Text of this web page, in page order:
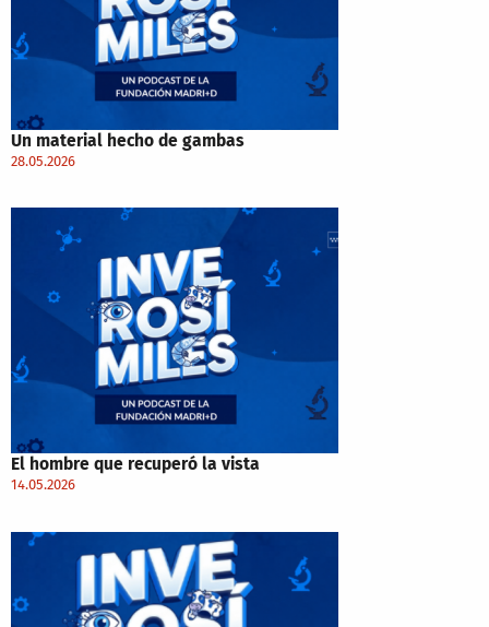
Un material hecho de gambas
28.05.2026
El hombre que recuperó la vista
14.05.2026